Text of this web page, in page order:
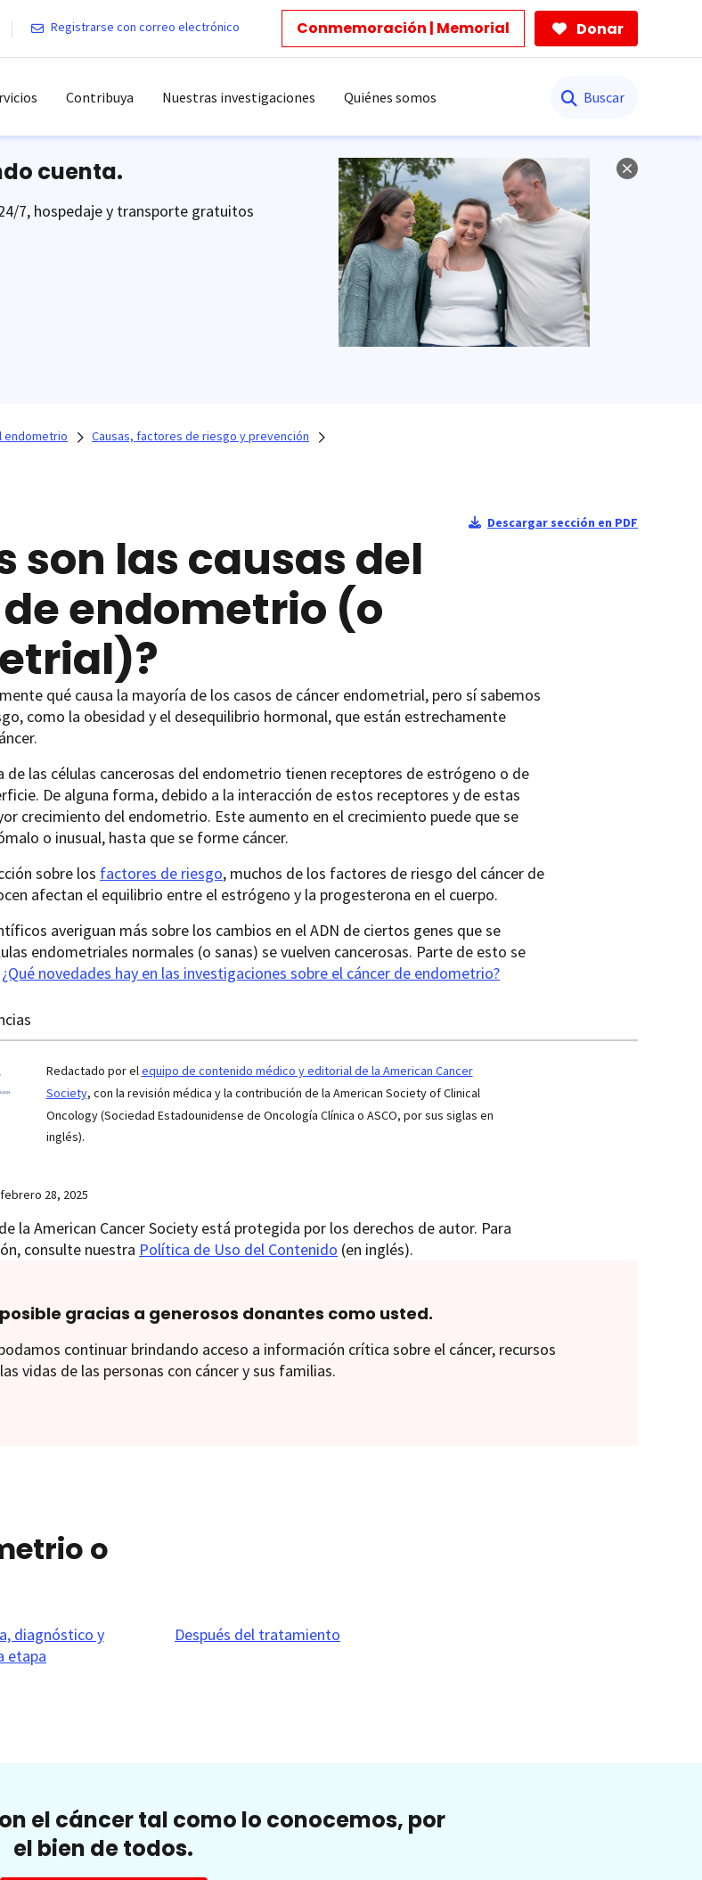
Registrarse con correo electrónico Conmemoración | Memorial Donar
Contribuya Nuestras investigaciones Quiénes somos
cuenta.
7, hospedaje y transporte gratuitos
endometrio
Causas, factores de riesgo y prevención
Descargar sección en PDF
son las causas del
endometrio (o
qué causa la mayoría de los casos de cáncer endometrial, pero sí sabemos
como la obesidad y el desequilibrio hormonal, que están estrechamente
de las células cancerosas del endometrio tienen receptores de estrógeno o de
De alguna forma, debido a la interacción de estos receptores y de estas
crecimiento del endometrio. Este aumento en el crecimiento puede que se
o inusual, hasta que se forme cáncer.
sobre los factores de riesgo, muchos de los factores de riesgo del cáncer de
afectan el equilibrio entre el estrógeno y la progesterona en el cuerpo.
averiguan más sobre los cambios en el ADN de ciertos genes que se
endometriales normales (o sanas) se vuelven cancerosas. Parte de esto se
¿Qué novedades hay en las investigaciones sobre el cáncer de endometrio?
Redactado por elequipo de contenido médico y editorial de la American Cancer
Society, con la revisión médica y la contribución de la American Society of Clinical
Oncology (Sociedad Estadounidense de Oncología Clínica o ASCO, por sus siglas en
inglés).
febrero 28, 2025
la American Cancer Society está protegida por los derechos de autor. Para
consulte nuestra Política de Uso del Contenido (en inglés).
gracias a generosos donantes como usted.
continuar brindando acceso a información crítica sobre el cáncer, recursos
vidas de las personas con cáncer y sus familias.
o
diagnóstico y
etapa
Después del tratamiento
el cáncer tal como lo conocemos, por
el bien de todos.